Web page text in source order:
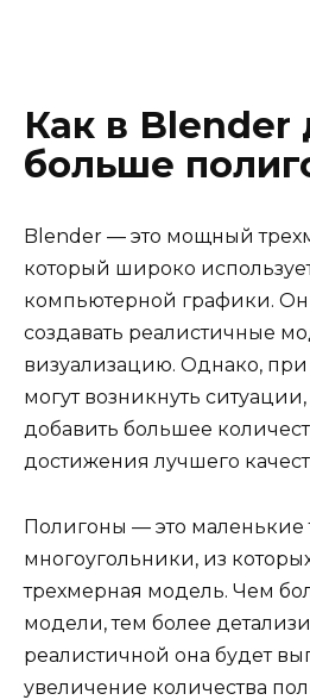
Как в Blender
больше
Blender — это мощный
который широко
компьютерной графики. Он
создавать реалистичные
визуализацию. Однако, при
могут возникнуть
добавить большее
достижения лучшего
Полигоны — это маленькие
многоугольники, из
трехмерная модель. Чем
модели, тем более
реалистичной она будет
увеличение количества